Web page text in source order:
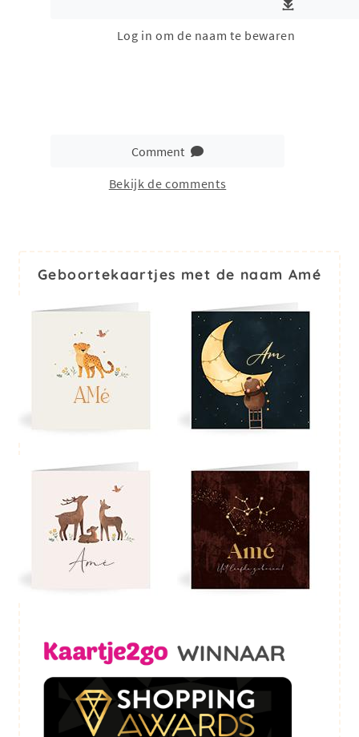
Log in om de naam te bewaren
Comment
Bekijk de comments
Geboortekaartjes met de naam Amé